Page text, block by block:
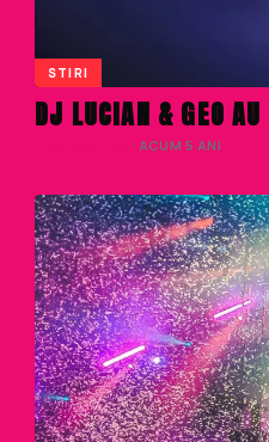
STIRI
DJ LUCIAN & GEO
· ACUM 5 ANI